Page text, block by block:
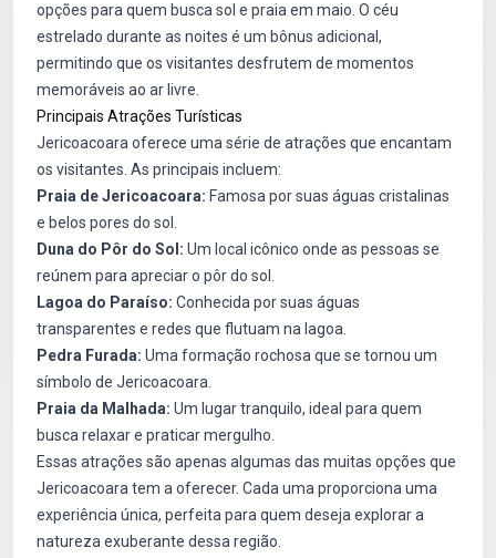
opções para quem busca sol e praia em maio. O céu
estrelado durante as noites é um bônus adicional,
permitindo que os visitantes desfrutem de momentos
memoráveis ao ar livre.
Principais Atrações Turísticas
Jericoacoara oferece uma série de atrações que encantam
os visitantes. As principais incluem:
Praia de Jericoacoara: Famosa por suas águas cristalinas
e belos pores do sol.
Duna do Pôr do Sol: Um local icônico onde as pessoas se
reúnem para apreciar o pôr do sol.
Lagoa do Paraíso: Conhecida por suas águas
transparentes e redes que flutuam na lagoa.
Pedra Furada: Uma formação rochosa que se tornou um
símbolo de Jericoacoara.
Praia da Malhada: Um lugar tranquilo, ideal para quem
busca relaxar e praticar mergulho.
Essas atrações são apenas algumas das muitas opções que
Jericoacoara tem a oferecer. Cada uma proporciona uma
experiência única, perfeita para quem deseja explorar a
natureza exuberante dessa região.